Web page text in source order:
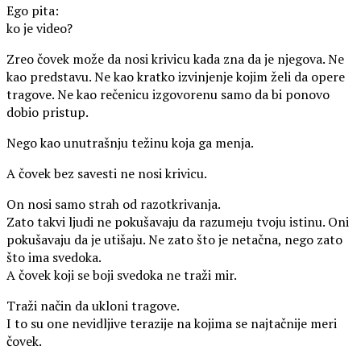
Ego pita:
ko je video?
Zreo čovek može da nosi krivicu kada zna da je njegova. Ne
kao predstavu. Ne kao kratko izvinjenje kojim želi da opere
tragove. Ne kao rečenicu izgovorenu samo da bi ponovo
dobio pristup.
Nego kao unutrašnju težinu koja ga menja.
A čovek bez savesti ne nosi krivicu.
On nosi samo strah od razotkrivanja.
Zato takvi ljudi ne pokušavaju da razumeju tvoju istinu. Oni
pokušavaju da je utišaju. Ne zato što je netačna, nego zato
što ima svedoka.
A čovek koji se boji svedoka ne traži mir.
Traži način da ukloni tragove.
I to su one nevidljive terazije na kojima se najtačnije meri
čovek.